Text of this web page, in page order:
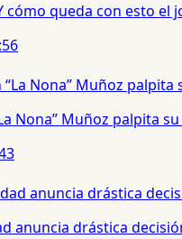
cómo queda con esto
Nona” Muñoz palpita
anuncia drástica